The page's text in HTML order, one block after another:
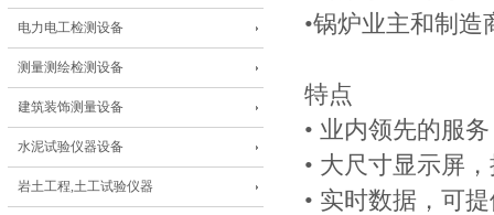
电力电工检测设备
测量测绘检测设备
建筑装饰测量设备
水泥试验仪器设备
岩土工程,土工试验仪器
•锅炉业主和制造
特点
• 业内领先的服务
• 大尺寸显示屏
• 实时数据，可